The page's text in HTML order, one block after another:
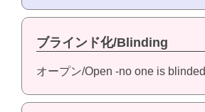
ブラインド化/Blinding
オープン/Open -no one is blinded